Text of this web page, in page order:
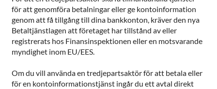
för att genomföra betalningar eller ge kontoinformation
genom att få tillgång till dina bankkonton, kräver den nya
Betaltjänstlagen att företaget har tillstånd av eller
registrerats hos Finansinspektionen eller en motsvarande
myndighet inom EU/EES.
Om du vill använda en tredjepartsaktör för att betala eller
för en kontoinformationstjänst ingår du ett avtal direkt